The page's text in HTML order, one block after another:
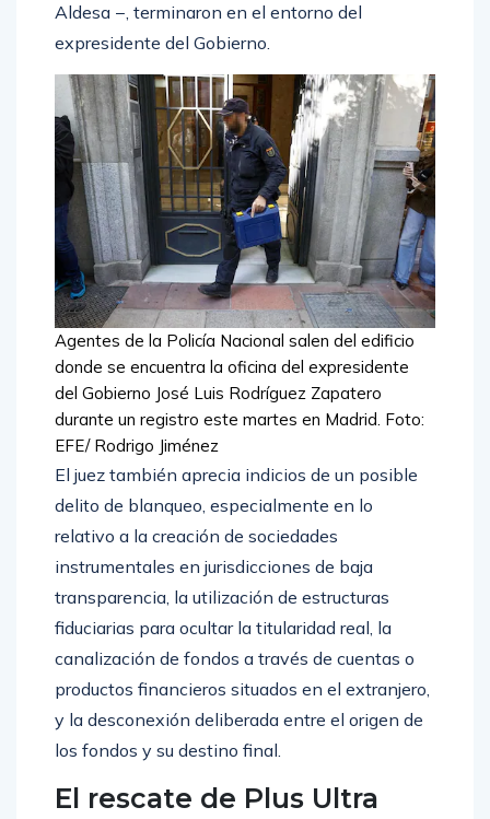
Aldesa −, terminaron en el entorno del
expresidente del Gobierno.
Agentes de la Policía Nacional salen del edificio
donde se encuentra la oficina del expresidente
del Gobierno José Luis Rodríguez Zapatero
durante un registro este martes en Madrid. Foto:
EFE/ Rodrigo Jiménez
El juez también aprecia indicios de un posible
delito de blanqueo, especialmente en lo
relativo a la creación de sociedades
instrumentales en jurisdicciones de baja
transparencia, la utilización de estructuras
fiduciarias para ocultar la titularidad real, la
canalización de fondos a través de cuentas o
productos financieros situados en el extranjero,
y la desconexión deliberada entre el origen de
los fondos y su destino final.
El rescate de Plus Ultra